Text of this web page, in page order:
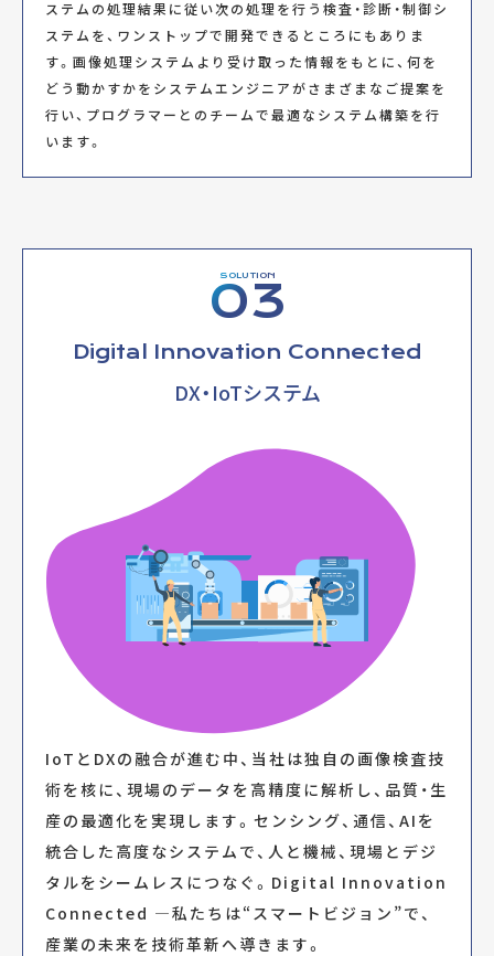
Sensor
Amplifier
Analog input
Result output
INPUT
各種センサー・マイクロフォンで信号を入力します。
02 AMPLIFIER
能な状態にします。
03 PROCESSING
ステムの処理結果に従い次の処理を行う検査・診断・制御シ
ステムを、ワンストップで開発できるところにもありま
す。画像処理システムより受け取った情報をもとに、何を
どう動かすかをシステムエンジニアがさまざまなご提案を
行い、プログラマーとのチームで最適なシステム構築を行
います。
SOLUTION
03
Digital Innovation Connected
DX・IoTシステム
IoTとDXの融合が進む中、当社は独自の画像検査技
術を核に、現場のデータを高精度に解析し、品質・生
産の最適化を実現します。センシング、通信、AIを
統合した高度なシステムで、人と機械、現場とデジ
タルをシームレスにつなぐ。Digital Innovation
Connected ―私たちは“スマートビジョン”で、
産業の未来を技術革新へ導きます。